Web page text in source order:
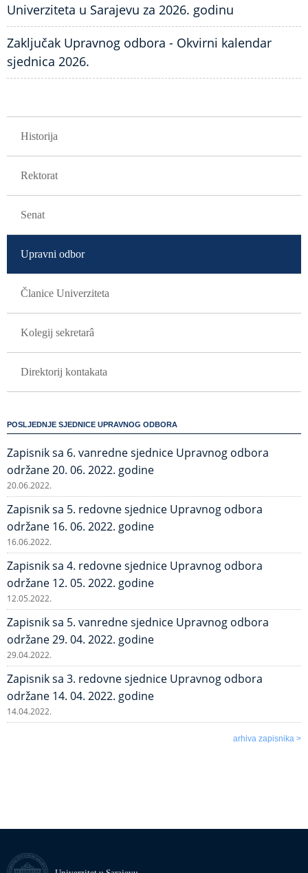
Univerziteta u Sarajevu za 2026. godinu
Zaključak Upravnog odbora - Okvirni kalendar
sjednica 2026.
Historija
Rektorat
Senat
Upravni odbor
Članice Univerziteta
Kolegij sekretarâ
Direktorij kontakata
POSLJEDNJE SJEDNICE UPRAVNOG ODBORA
Zapisnik sa 6. vanredne sjednice Upravnog odbora
održane 20. 06. 2022. godine
20.06.2022.
Zapisnik sa 5. redovne sjednice Upravnog odbora
održane 16. 06. 2022. godine
16.06.2022.
Zapisnik sa 4. redovne sjednice Upravnog odbora
održane 12. 05. 2022. godine
12.05.2022.
Zapisnik sa 5. vanredne sjednice Upravnog odbora
održane 29. 04. 2022. godine
29.04.2022.
Zapisnik sa 3. redovne sjednice Upravnog odbora
održane 14. 04. 2022. godine
14.04.2022.
arhiva zapisnika >